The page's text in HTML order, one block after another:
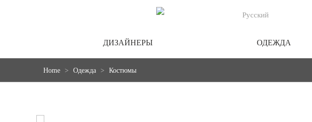
Русский
ДИЗАЙНЕРЫ ОДЕЖДА
Home Одежда Костюмы